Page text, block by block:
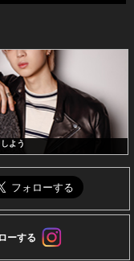
よう
ーする